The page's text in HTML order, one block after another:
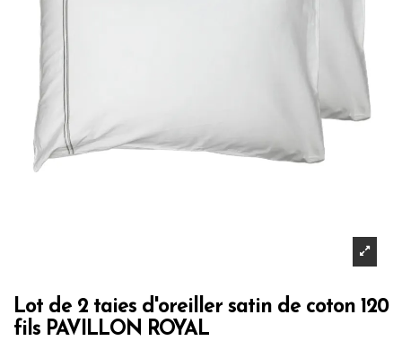
Lot de 2 taies d'oreiller satin de coton 120
fils PAVILLON ROYAL